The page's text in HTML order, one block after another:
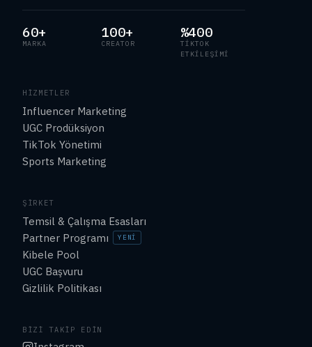
60+
MARKA
100+
CREATOR
%400
TIKTOK
ETKILEŞIMI
HIZMETLER
Influencer Marketing
UGC Prodüksiyon
TikTok Yönetimi
Sports Marketing
ŞIRKET
Temsil & Çalışma Esasları
Partner Programı
YENI
Kibele Pool
UGC Başvuru
Gizlilik Politikası
BIZI TAKIP EDIN